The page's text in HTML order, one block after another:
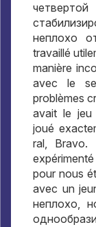
неплохо
travaillé
manière
avec le
problèmes
avait le jeu
joué
ral, Bravo.
pour nous
avec un
неплохо,